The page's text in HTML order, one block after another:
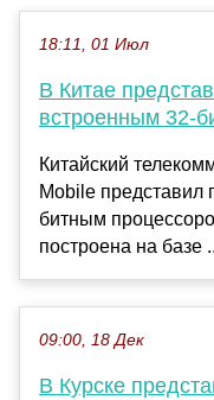
18:11, 01 Июл
В Китае
встроенным 32-
Китайский
Mobile представил
битным
построена на базе
09:00, 18 Дек
В Курске